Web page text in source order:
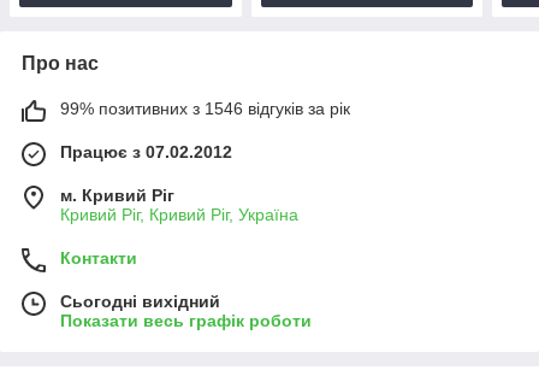
Про нас
99% позитивних з 1546 відгуків за рік
Працює з 07.02.2012
м. Кривий Ріг
Кривий Ріг, Кривий Ріг, Україна
Контакти
Сьогодні вихідний
Показати весь графік роботи